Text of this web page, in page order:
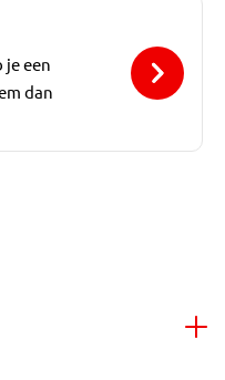
je een
dan